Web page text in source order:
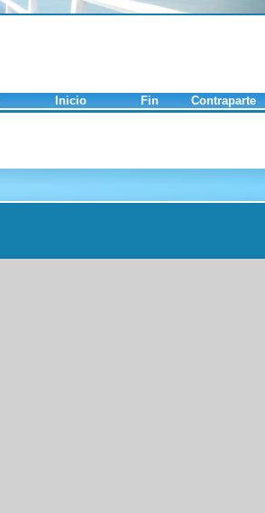
Inicio Fin Contraparte